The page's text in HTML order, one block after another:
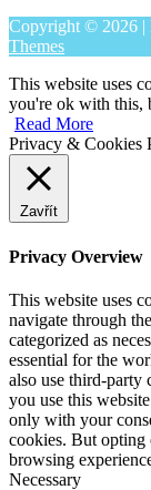
Copyright © 2026 |
Themes
This website uses
you're ok with this,
Read More
Privacy & Cookies
Zavřít
Privacy Overview
This website uses
navigate through
categorized as
essential for the
also use third-party
you use this
only with your
cookies. But opting
browsing
Necessary